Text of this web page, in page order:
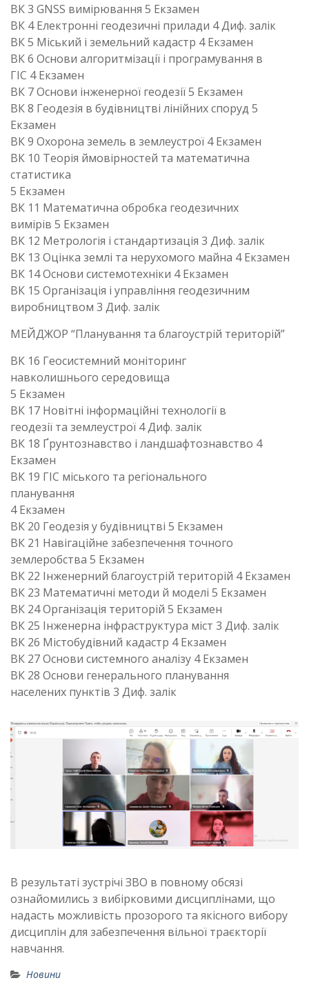
ВК 3 GNSS вимірювання 5 Екзамен
ВК 4 Електронні геодезичні прилади 4 Диф. залік
ВК 5 Міський і земельний кадастр 4 Екзамен
ВК 6 Основи алгоритмізації і програмування в
ГІС 4 Екзамен
ВК 7 Основи інженерної геодезії 5 Екзамен
ВК 8 Геодезія в будівництві лінійних споруд 5
Екзамен
ВК 9 Охорона земель в землеустрої 4 Екзамен
ВК 10 Теорія ймовірностей та математична
статистика
5 Екзамен
ВК 11 Математична обробка геодезичних
вимірів 5 Екзамен
ВК 12 Метрологія і стандартизація 3 Диф. залік
ВК 13 Оцінка землі та нерухомого майна 4 Екзамен
ВК 14 Основи системотехніки 4 Екзамен
ВК 15 Організація і управління геодезичним
виробництвом 3 Диф. залік
МЕЙДЖОР “Планування та благоустрій територій”
ВК 16 Геосистемний моніторинг
навколишнього середовища
5 Екзамен
ВК 17 Новітні інформаційні технології в
геодезії та землеустрої 4 Диф. залік
ВК 18 Ґрунтознавство і ландшафтознавство 4
Екзамен
ВК 19 ГІС міського та регіонального
планування
4 Екзамен
ВК 20 Геодезія у будівництві 5 Екзамен
ВК 21 Навігаційне забезпечення точного
землеробства 5 Екзамен
ВК 22 Інженерний благоустрій територій 4 Екзамен
ВК 23 Математичні методи й моделі 5 Екзамен
ВК 24 Організація територій 5 Екзамен
ВК 25 Інженерна інфраструктура міст 3 Диф. залік
ВК 26 Містобудівний кадастр 4 Екзамен
ВК 27 Основи системного аналізу 4 Екзамен
ВК 28 Основи генерального планування
населених пунктів 3 Диф. залік
В результаті зустрічі ЗВО в повному обсязі
ознайомились з вибірковими дисциплінами, що
надасть можливість прозорого та якісного вибору
дисциплін для забезпечення вільної траєкторії
навчання.
Новини